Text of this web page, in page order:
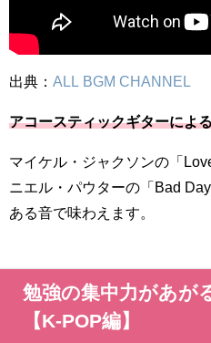
出典： ALL BGM CHANNEL
アコースティックギターによ
マイケル・ジャクソンの「
ニエル・パウターの「Bad
ある音で味わえます。
勉強の集中力があが
【K-POP編】